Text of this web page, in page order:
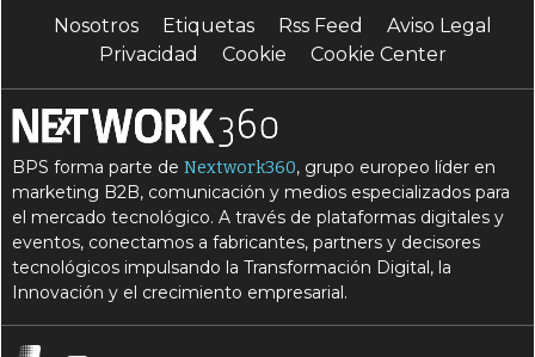
N negocio sostenible
R RSC S Sostenibilidad
S sostenible T taxonomía verde de la UE
T tecnologías limpias
Nosotros Etiquetas Rss Feed
Aviso Legal
Privacidad
Cookie Cookie Center
BPS forma parte deNextwork360, grupo europeo líder en
marketing B2B, comunicación y medios especializados para
el mercado tecnológico. A través de plataformas digitales y
eventos, conectamos a fabricantes, partners y decisores
tecnológicos impulsando la Transformación Digital, la
Innovación y el crecimiento empresarial.